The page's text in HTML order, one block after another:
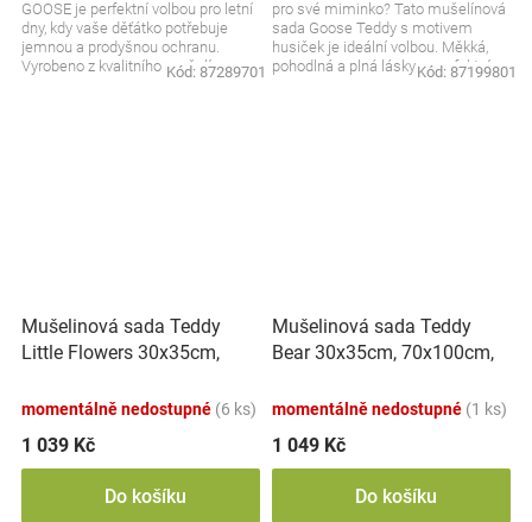
GOOSE je perfektní volbou pro letní
dny, kdy vaše děťátko potřebuje
jemnou a prodyšnou ochranu.
Vyrobeno z kvalitního mušelínu,
Kód: 87289701
pro své miminko? Tato mušelínová
sada Goose Teddy s motivem
husiček je ideální volbou. Měkká,
pohodlná a plná lásky – perfektní
Kód: 87199801
Mušelinová sada Teddy
Little Flowers 30x35cm,
bílá
momentálně nedostupné (6 ks)
1 039 Kč
Do košíku
Mušelinová sada Teddy
Bear 30x35cm, 70x100cm,
momentálně nedostupné (1 ks)
1 049 Kč
Do košíku